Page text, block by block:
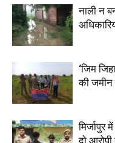
नाली न
‘जिम
की जमीन
मिर्जापुर
दो